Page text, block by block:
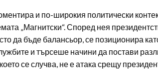
и по-широкия политически
„Магнитски“. Според нея
да бъде балансьор, се позиционира
и търсеше начини да постави
се случва, не е атака срещу